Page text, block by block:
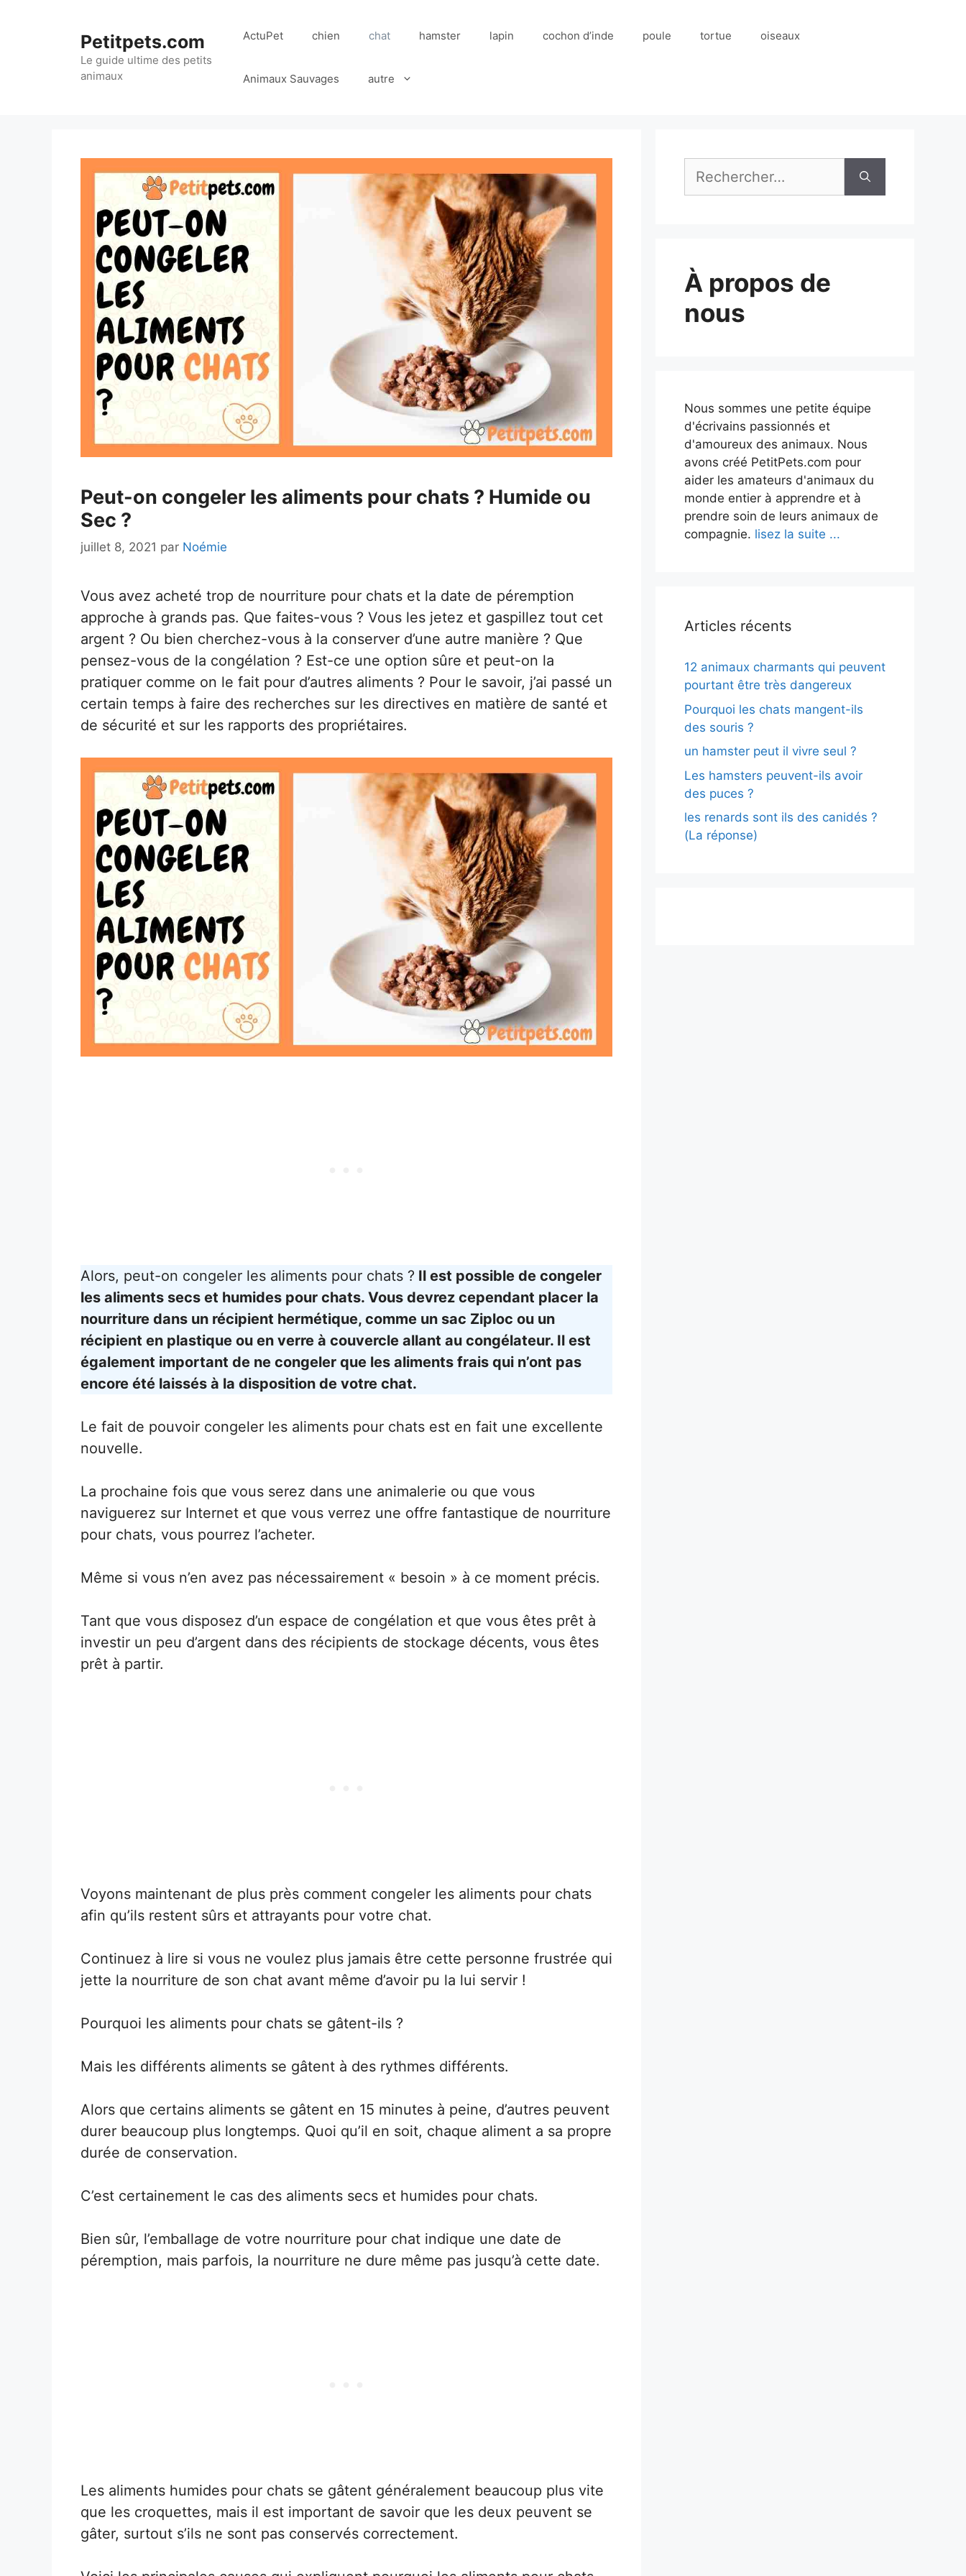
Petitpets.com
Le guide ultime des petits
animaux
ActuPet chien chat hamster lapin cochon d’inde poule tortue oiseaux
Animaux Sauvages autre
Peut-on congeler les aliments pour chats ? Humide ou
Sec ?
juillet 8, 2021 par Noémie
Vous avez acheté trop de nourriture pour chats et la date de péremption
approche à grands pas. Que faites-vous ? Vous les jetez et gaspillez tout cet
argent ? Ou bien cherchez-vous à la conserver d’une autre manière ? Que
pensez-vous de la congélation ? Est-ce une option sûre et peut-on la
pratiquer comme on le fait pour d’autres aliments ? Pour le savoir, j’ai passé un
certain temps à faire des recherches sur les directives en matière de santé et
de sécurité et sur les rapports des propriétaires.
Alors, peut-on congeler les aliments pour chats ? Il est possible de congeler
les aliments secs et humides pour chats. Vous devrez cependant placer la
nourriture dans un récipient hermétique, comme un sac Ziploc ou un
récipient en plastique ou en verre à couvercle allant au congélateur. Il est
également important de ne congeler que les aliments frais qui n’ont pas
encore été laissés à la disposition de votre chat.
Le fait de pouvoir congeler les aliments pour chats est en fait une excellente
nouvelle.
La prochaine fois que vous serez dans une animalerie ou que vous
naviguerez sur Internet et que vous verrez une offre fantastique de nourriture
pour chats, vous pourrez l’acheter.
Même si vous n’en avez pas nécessairement « besoin » à ce moment précis.
Tant que vous disposez d’un espace de congélation et que vous êtes prêt à
investir un peu d’argent dans des récipients de stockage décents, vous êtes
prêt à partir.
Voyons maintenant de plus près comment congeler les aliments pour chats
afin qu’ils restent sûrs et attrayants pour votre chat.
Continuez à lire si vous ne voulez plus jamais être cette personne frustrée qui
jette la nourriture de son chat avant même d’avoir pu la lui servir !
Pourquoi les aliments pour chats se gâtent-ils ?
Mais les différents aliments se gâtent à des rythmes différents.
Alors que certains aliments se gâtent en 15 minutes à peine, d’autres peuvent
durer beaucoup plus longtemps. Quoi qu’il en soit, chaque aliment a sa propre
durée de conservation.
C’est certainement le cas des aliments secs et humides pour chats.
Bien sûr, l’emballage de votre nourriture pour chat indique une date de
péremption, mais parfois, la nourriture ne dure même pas jusqu’à cette date.
Les aliments humides pour chats se gâtent généralement beaucoup plus vite
que les croquettes, mais il est important de savoir que les deux peuvent se
gâter, surtout s’ils ne sont pas conservés correctement.
À propos de
nous
Nous sommes une petite équipe
d'écrivains passionnés et
d'amoureux des animaux. Nous
avons créé PetitPets.com pour
aider les amateurs d'animaux du
monde entier à apprendre et à
prendre soin de leurs animaux de
compagnie. lisez la suite ...
Articles récents
12 animaux charmants qui peuvent
pourtant être très dangereux
Pourquoi les chats mangent-ils
des souris ?
un hamster peut il vivre seul ?
Les hamsters peuvent-ils avoir
des puces ?
les renards sont ils des canidés ?
(La réponse)